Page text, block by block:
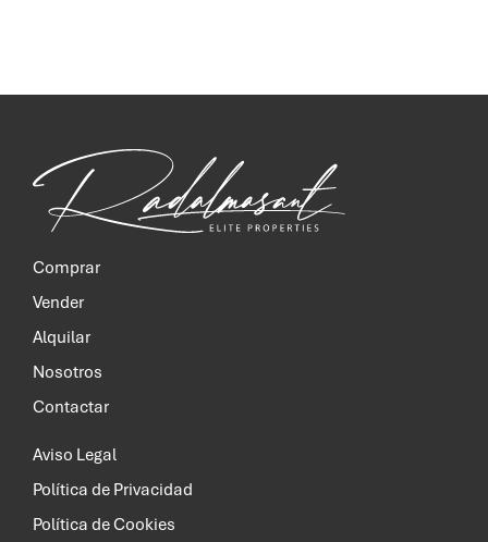
Comprar
Vender
Alquilar
Nosotros
Contactar
Aviso Legal
Política de Privacidad
Política de Cookies